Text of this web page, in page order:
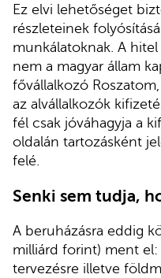
Ez elvi lehetőséget
részleteinek
munkálatoknak. A
nem a magyar állam
fővállalkozó
az alvállalkozók
fél csak jóváhagyja a
oldalán tartozásként
felé.
Senki sem tudja,
A beruházásra eddig
milliárd forint) ment
tervezésre illetve